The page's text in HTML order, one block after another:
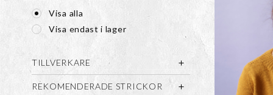
Visa alla
Visa endast i lager
TILLVERKARE
REKOMENDERADE STRICKOR